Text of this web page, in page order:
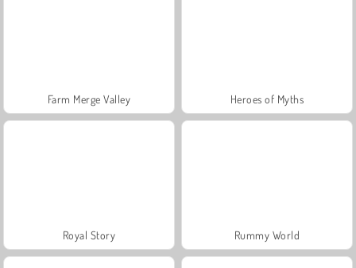
Farm Merge Valley Heroes of Myths
Royal Story Rummy World